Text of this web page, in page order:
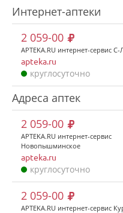
Интернет-аптеки
2 059-00
APTEKA.RU интернет-сервис С-
apteka.ru
круглосуточно
Адреса аптек
2 059-00
APTEKA.RU интернет-сервис
Новопышминское
apteka.ru
круглосуточно
2 059-00
APTEKA.RU интернет-сервис